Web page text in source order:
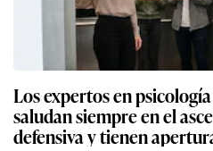
Los expertos en
saludan siempre en el
defensiva y tienen